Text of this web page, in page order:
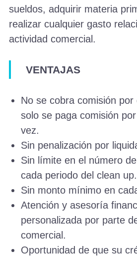
sueldos, adquirir materia
realizar cualquier gasto
actividad comercial.
VENTAJAS
No se cobra comisión por
solo se paga comisión
vez.
Sin penalización por
Sin límite en el número
cada periodo del clean up.
Sin monto mínimo en
Atención y asesoría
personalizada por parte
comercial.
Oportunidad de que su